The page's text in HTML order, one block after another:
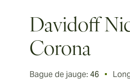
Davidoff
Corona
Bague de jauge: 46